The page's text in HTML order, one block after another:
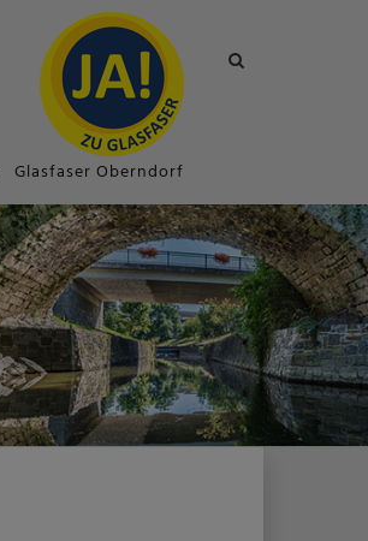
Site
Glasfaser Oberndorf